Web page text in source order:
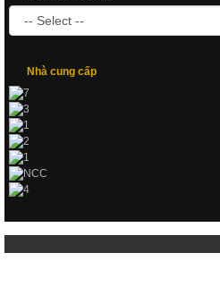
Nhà cung cấp